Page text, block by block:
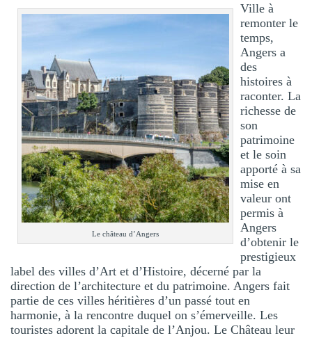
Le château d’Angers
Ville à
remonter le
temps,
Angers a
des
histoires à
raconter. La
richesse de
son
patrimoine
et le soin
apporté à sa
mise en
valeur ont
permis à
Angers
d’obtenir le
prestigieux
label des villes d’Art et d’Histoire, décerné par la
direction de l’architecture et du patrimoine. Angers fait
partie de ces villes héritières d’un passé tout en
harmonie, à la rencontre duquel on s’émerveille. Les
touristes adorent la capitale de l’Anjou. Le Château leur